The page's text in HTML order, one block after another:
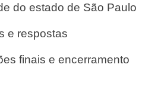
do estado de São Paulo
e respostas
finais e encerramento